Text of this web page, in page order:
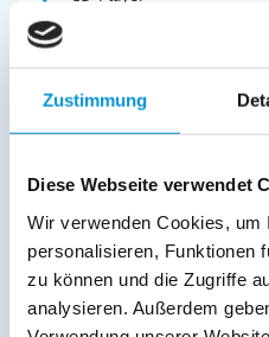
Zustimmung
Diese Webseite verwendet
Wir verwenden Cookies, um
personalisieren, Funktionen
zu können und die Zugriffe
analysieren. Außerdem
Radio
Gartenstühle
Parkplatz
Balkon
Service: